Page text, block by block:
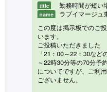
title 勤務時間が短い
name
ラブイマージュ
この度は掲示板でのご
います。
ご投稿いただきました
「21：00～22：30な
～22時30分等の70分予
についてですが、ご利
ございません。